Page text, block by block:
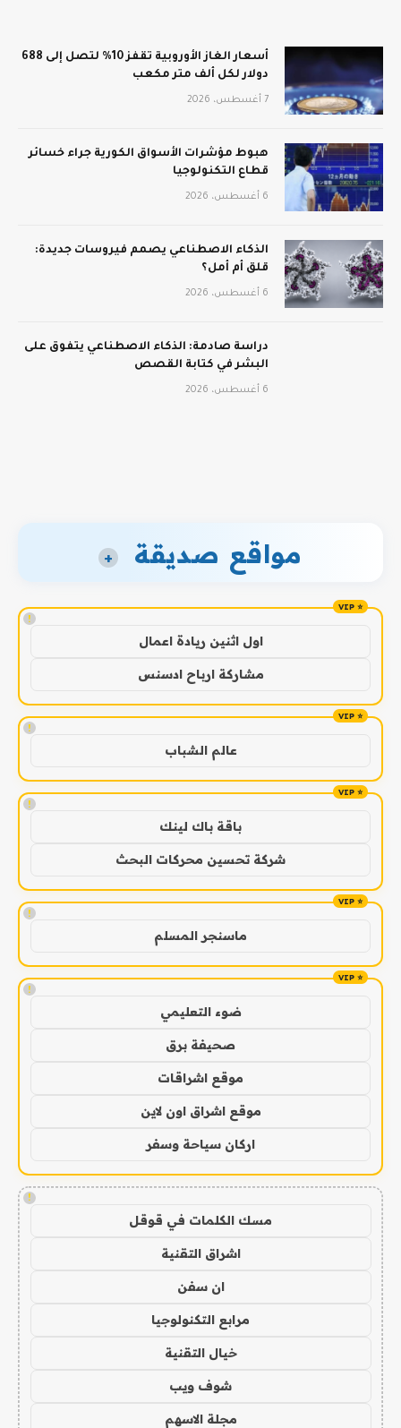
أسعار الغاز الأوروبية تقفز 10% لتصل إلى 688
دولار لكل ألف متر مكعب
7 أغسطس، 2026
هبوط مؤشرات الأسواق الكورية جراء خسائر
قطاع التكنولوجيا
6 أغسطس، 2026
الذكاء الاصطناعي يصمم فيروسات جديدة:
قلق أم أمل؟
6 أغسطس، 2026
دراسة صادمة: الذكاء الاصطناعي يتفوق على
البشر في كتابة القصص
6 أغسطس، 2026
مواقع صديقة +
!
اول اثنين ريادة اعمال
مشاركة ارباح ادسنس
!
عالم الشباب
!
باقة باك لينك
شركة تحسين محركات البحث
!
ماسنجر المسلم
!
ضوء التعليمي
صحيفة برق
موقع اشراقات
موقع اشراق اون لاين
اركان سياحة وسفر
!
مسك الكلمات في قوقل
اشراق التقنية
ان سفن
مرابع التكنولوجيا
خيال التقنية
شوف ويب
مجلة الاسهم